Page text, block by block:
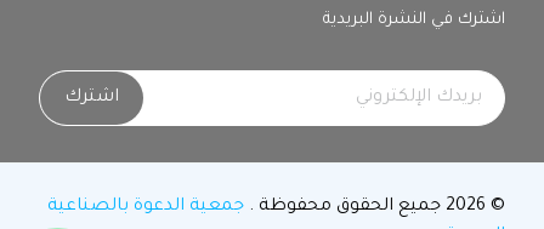
اشترك في النشرة البريدية
اشترك
© 2026 جميع الحقوق محفوظة .
جمعية الدعوة بالصناعية